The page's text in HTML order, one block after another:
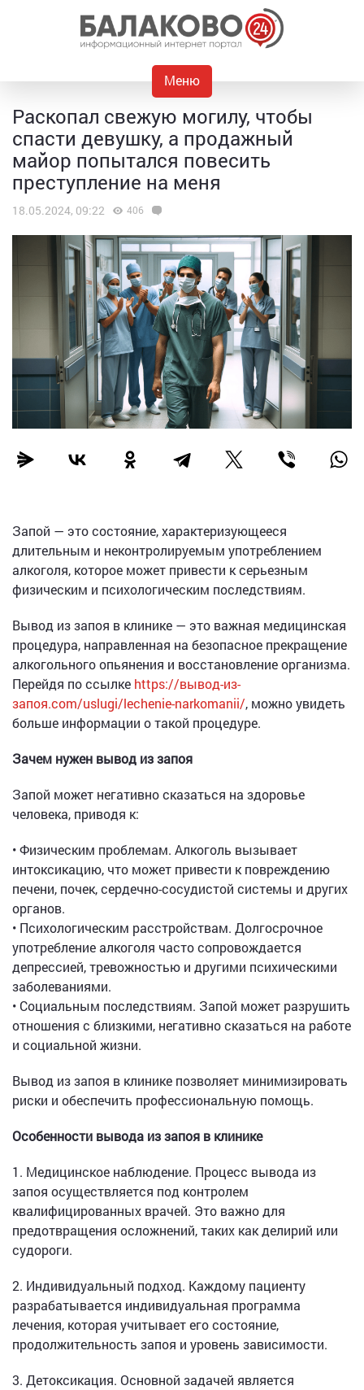
Меню
Раскопал свежую могилу, чтобы
спасти девушку, а продажный
майор попытался повесить
преступление на меня
18.05.2024, 09:22 406
Запой — это состояние, характеризующееся
длительным и неконтролируемым употреблением
алкоголя, которое может привести к серьезным
физическим и психологическим последствиям.
Вывод из запоя в клинике — это важная медицинская
процедура, направленная на безопасное прекращение
алкогольного опьянения и восстановление организма.
Перейдя по ссылке https://вывод-из-
запоя.com/uslugi/lechenie-narkomanii/, можно увидеть
больше информации о такой процедуре.
Зачем нужен вывод из запоя
Запой может негативно сказаться на здоровье
человека, приводя к:
• Физическим проблемам. Алкоголь вызывает
интоксикацию, что может привести к повреждению
печени, почек, сердечно-сосудистой системы и других
органов.
• Психологическим расстройствам. Долгосрочное
употребление алкоголя часто сопровождается
депрессией, тревожностью и другими психическими
заболеваниями.
• Социальным последствиям. Запой может разрушить
отношения с близкими, негативно сказаться на работе
и социальной жизни.
Вывод из запоя в клинике позволяет минимизировать
риски и обеспечить профессиональную помощь.
Особенности вывода из запоя в клинике
1. Медицинское наблюдение. Процесс вывода из
запоя осуществляется под контролем
квалифицированных врачей. Это важно для
предотвращения осложнений, таких как делирий или
судороги.
2. Индивидуальный подход. Каждому пациенту
разрабатывается индивидуальная программа
лечения, которая учитывает его состояние,
продолжительность запоя и уровень зависимости.
3. Детоксикация. Основной задачей является